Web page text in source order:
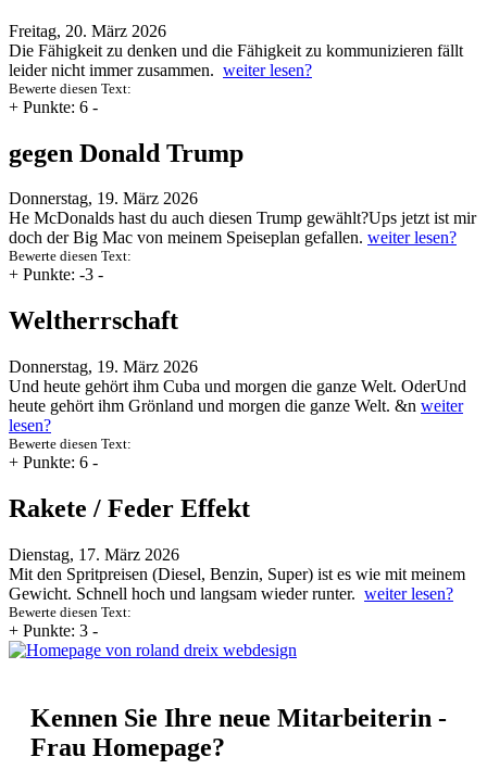
Freitag, 20. März 2026
Die Fähigkeit zu denken und die Fähigkeit zu kommunizieren fällt
leider nicht immer zusammen. weiter lesen?
Bewerte diesen Text:
+ Punkte: 6 -
gegen Donald Trump
Donnerstag, 19. März 2026
He McDonalds hast du auch diesen Trump gewählt?Ups jetzt ist mir
doch der Big Mac von meinem Speiseplan gefallen. weiter lesen?
Bewerte diesen Text:
+ Punkte: -3 -
Weltherrschaft
Donnerstag, 19. März 2026
Und heute gehört ihm Cuba und morgen die ganze Welt. OderUnd
heute gehört ihm Grönland und morgen die ganze Welt. &n weiter
lesen?
Bewerte diesen Text:
+ Punkte: 6 -
Rakete / Feder Effekt
Dienstag, 17. März 2026
Mit den Spritpreisen (Diesel, Benzin, Super) ist es wie mit meinem
Gewicht. Schnell hoch und langsam wieder runter. weiter lesen?
Bewerte diesen Text:
+ Punkte: 3 -
Kennen Sie Ihre neue Mitarbeiterin -
Frau Homepage?